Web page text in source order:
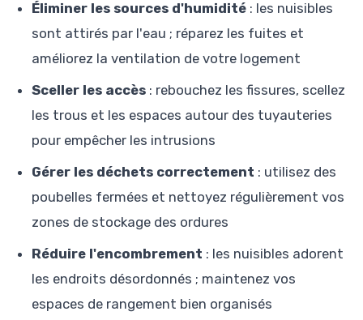
Éliminer les sources d'humidité : les nuisibles
sont attirés par l'eau ; réparez les fuites et
améliorez la ventilation de votre logement
Sceller les accès : rebouchez les fissures, scellez
les trous et les espaces autour des tuyauteries
pour empêcher les intrusions
Gérer les déchets correctement : utilisez des
poubelles fermées et nettoyez régulièrement vos
zones de stockage des ordures
Réduire l'encombrement : les nuisibles adorent
les endroits désordonnés ; maintenez vos
espaces de rangement bien organisés